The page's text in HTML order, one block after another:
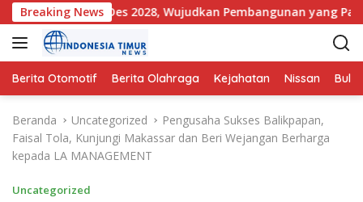
a
g
u
Breaking News
DU-RKPDes 2028, Wujudkan Pembangunan yang
Berita Otomotif Berita Olahraga Kejahatan Nissan
Beranda Uncategorized
Pengusaha Sukses Balikpapan,
Faisal Tola, Kunjungi Makassar dan Beri Wejangan Berharga
kepada LA MANAGEMENT
Uncategorized